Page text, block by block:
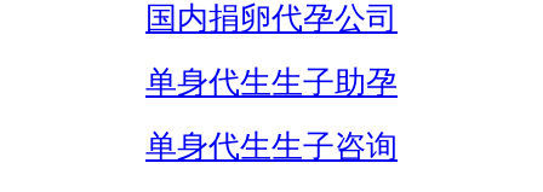
国内捐卵代孕公司
单身代生生子助孕
单身代生生子咨询